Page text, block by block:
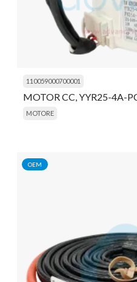
110059000700001
MOTOR CC, YYR25-4A-
MOTORE
OEM